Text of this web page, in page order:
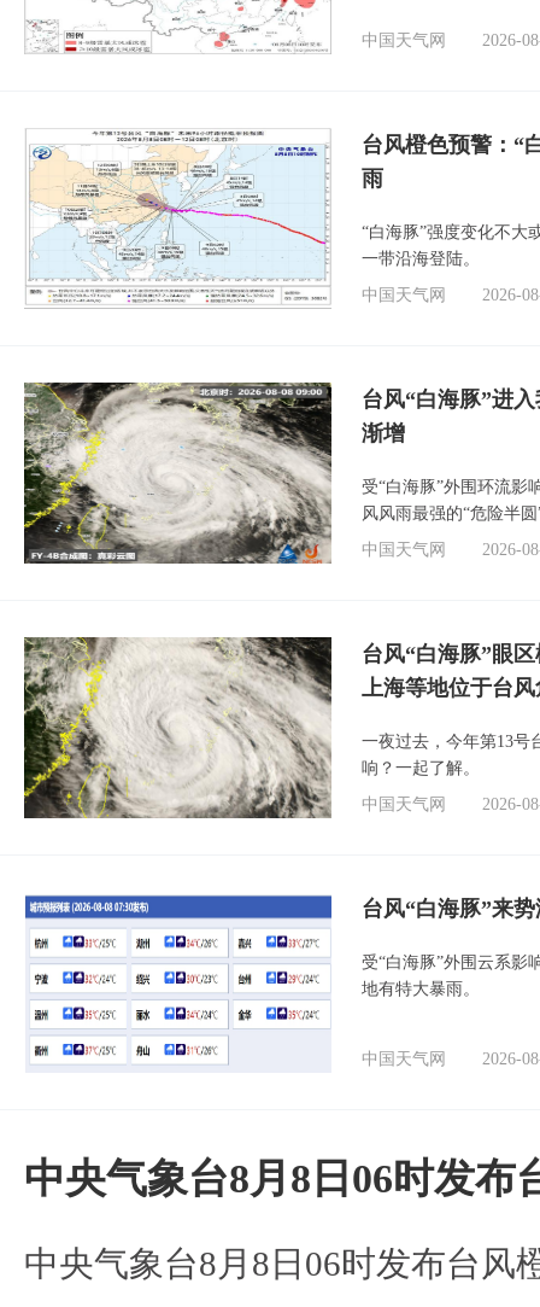
中国天气网 2026-
台风橙色预警：“
雨
“白海豚”强度变化不大
一带沿海登陆。
中国天气网
2026-
台风“白海豚”进
渐增
受“白海豚”外围环流影
风风雨最强的“危险半
中国天气网
2026-
台风“白海豚”眼
上海等地位于台
一夜过去，今年第13号
响？一起了解。
中国天气网
2026-
台风“白海豚”来
受“白海豚”外围云系影
地有特大暴雨。
中国天气网 2026-
中央气象台8月8日06时发布
中央气象台8月8日06时发布台风